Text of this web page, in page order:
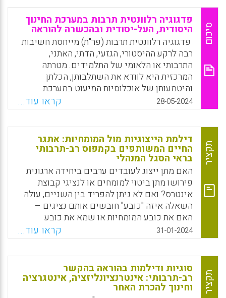
WhatsApp
Facebook
Email
X
סיכום
פדגוגיה רלוונטית תרבות במערכת החינוך
היסודית, העל-יסודית ובהכשרה להוראה
פדגוגיה רלוונטית תרבות (פר"ת) מייחסת חשיבות
רבה לרקע ההיסטורי, הגזעי, הדתי, האתני,
התרבותי או הלאומי של התלמידים. מטרתה
המרכזית היא לוודא את השתלבותן, הכלתן
והיטמעותן של אוכלוסיות המיעוט במערכת
החינוך. פר"ת יכולה לבוא לידי ביטוי ברבדים
שונים בבתי הספר:
WhatsApp
Facebook
Email
X
28-05-2024 קראו עוד...
תקציר
דילמת הייצוגיות מול המומחיות: אתגר
החיים המשותפים בקמפוס רב-תרבותי
בראי הסגל המנהלי
האם מתן ייצוג לעובדים ערבים ביחידה ארגונית
פירושו מתן ביטוי למומחים או לנציגי קבוצת
אינטרס? ואם לא ניתן להפריד בין השניים, עולה
השאלה איזה "כובע" חובשים אותם נציגים –
האם את כובע המומחיות או שמא את כובע
האינטרס המבחין בינם לבין בעלי אינטרסים
אחרים? מכאן עולה גם השאלה אם קולם של
המומחים צריך לשקול יותר מקולם של בעלי
האינטרסים.
WhatsApp
Facebook
Email
X
31-01-2024 קראו עוד...
תקציר
סוגיות ודילמות בהוראה בהקשר
רב-תרבותי: אינטרנציונליזציה, אינטגרציה
וחינוך להכרת האחר